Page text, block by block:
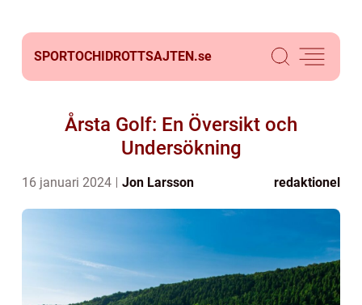
SPORTOCHIDROTTSAJTEN.se
Årsta Golf: En Översikt och
Undersökning
16 januari 2024 Jon Larsson redaktionel